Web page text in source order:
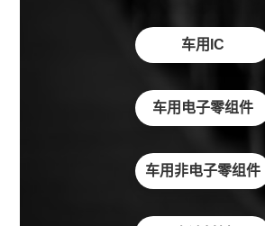
车用IC
车用电子零组件
车用非电子零组件